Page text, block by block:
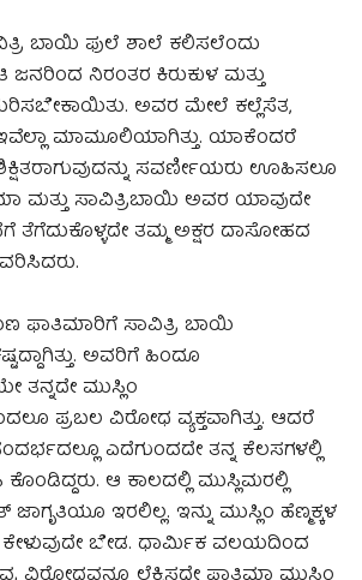
ಬಾಯಿ ಫುಲೆ ಶಾಲೆ ಕಲಿಸಲೆಂದು
ಜನರಿಂದ ನಿರಂತರ ಕಿರುಕುಳ ಮತ್ತು
ಅವರ ಮೇಲೆ ಕಲ್ಲೆಸೆತ,
ಮಾಮೂಲಿಯಾಗಿತ್ತು. ಯಾಕೆಂದರೆ
ಸವರ್ಣೀಯರು ಊಹಿಸಲೂ
ಮತ್ತು ಸಾವಿತ್ರಿಬಾಯಿ ಅವರ ಯಾವುದೇ
ತೆಗೆದುಕೊಳ್ಳದೇ ತಮ್ಮ ಅಕ್ಷರ ದಾಸೋಹದ
ಫಾತಿಮಾರಿಗೆ ಸಾವಿತ್ರಿ ಬಾಯಿ
ಅವರಿಗೆ ಹಿಂದೂ
ಮುಸ್ಲಿಂ
ಪ್ರಬಲ ವಿರೋಧ ವ್ಯಕ್ತವಾಗಿತ್ತು. ಆದರೆ
ಎದೆಗುಂದದೇ ತನ್ನ ಕೆಲಸಗಳಲ್ಲಿ
ಆ ಕಾಲದಲ್ಲಿ ಮುಸ್ಲಿಮರಲ್ಲಿ
ಜಾಗೃತಿಯೂ ಇರಲಿಲ್ಲ. ಇನ್ನು ಮುಸ್ಲಿಂ ಹೆಣ್ಮಕ್ಕಳ
ಬೇಡ.‌ ಧಾರ್ಮಿಕ ವಲಯದಿಂದ